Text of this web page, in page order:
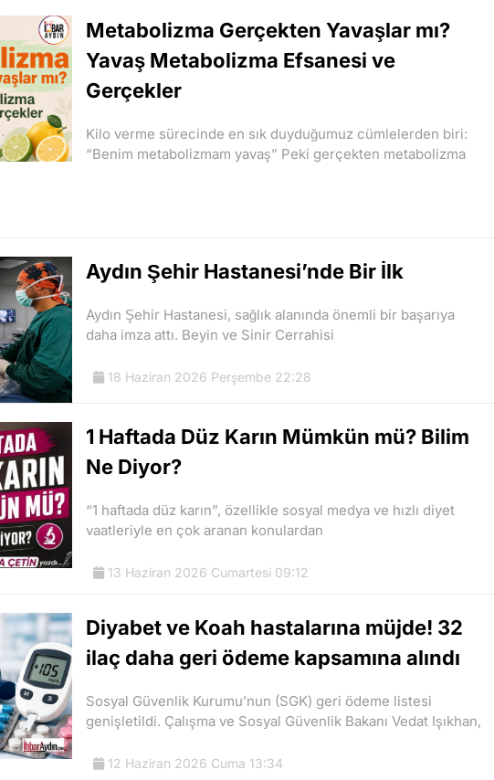
Metabolizma Gerçekten Yavaşlar mı?
Yavaş Metabolizma Efsanesi ve
Gerçekler
Kilo verme sürecinde en sık duyduğumuz cümlelerden biri:
“Benim metabolizmam yavaş” Peki gerçekten metabolizma
Aydın Şehir Hastanesi’nde Bir İlk
Aydın Şehir Hastanesi, sağlık alanında önemli bir başarıya
daha imza attı. Beyin ve Sinir Cerrahisi
18 Haziran 2026 Perşembe 22:28
1 Haftada Düz Karın Mümkün mü? Bilim
Ne Diyor?
“1 haftada düz karın”, özellikle sosyal medya ve hızlı diyet
vaatleriyle en çok aranan konulardan
13 Haziran 2026 Cumartesi 09:12
Diyabet ve Koah hastalarına müjde! 32
ilaç daha geri ödeme kapsamına alındı
Sosyal Güvenlik Kurumu’nun (SGK) geri ödeme listesi
genişletildi. Çalışma ve Sosyal Güvenlik Bakanı Vedat Işıkhan,
12 Haziran 2026 Cuma 13:34